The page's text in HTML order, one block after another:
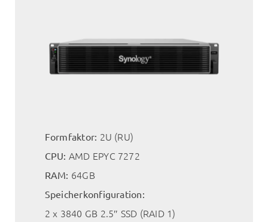
Formfaktor: 2U (RU)
CPU: AMD EPYC 7272
RAM: 64GB
Speicherkonfiguration:
2 x 3840 GB 2.5″ SSD (RAID 1)